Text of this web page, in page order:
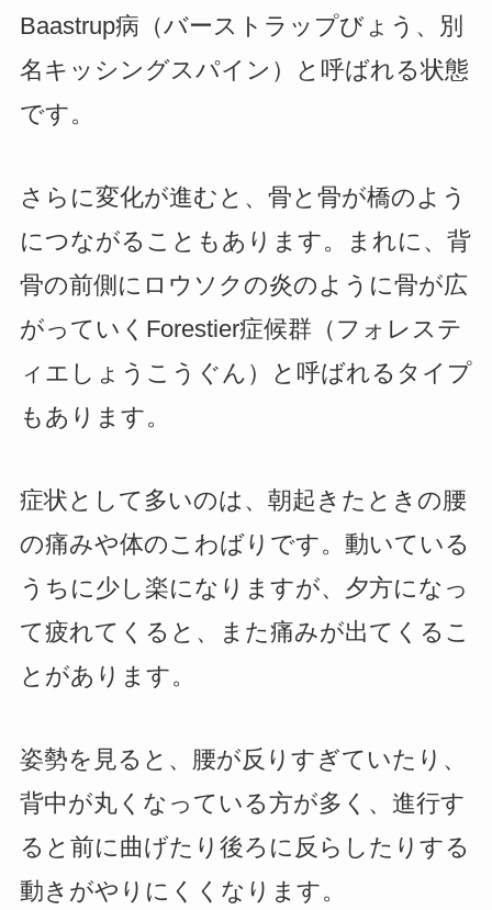
Baastrup病（バーストラップびょう、別
名キッシングスパイン）と呼ばれる状態
です。
さらに変化が進むと、骨と骨が橋のよう
につながることもあります。まれに、背
骨の前側にロウソクの炎のように骨が広
がっていくForestier症候群（フォレステ
ィエしょうこうぐん）と呼ばれるタイプ
もあります。
症状として多いのは、朝起きたときの腰
の痛みや体のこわばりです。動いている
うちに少し楽になりますが、夕方になっ
て疲れてくると、また痛みが出てくるこ
とがあります。
姿勢を見ると、腰が反りすぎていたり、
背中が丸くなっている方が多く、進行す
ると前に曲げたり後ろに反らしたりする
動きがやりにくくなります。